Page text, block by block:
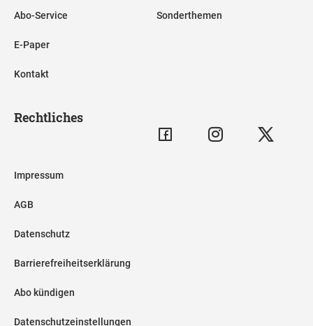
Abo-Service
E-Paper
Kontakt
Sonderthemen
Rechtliches
Impressum
AGB
Datenschutz
Barrierefreiheitserklärung
Abo kündigen
Datenschutzeinstellungen